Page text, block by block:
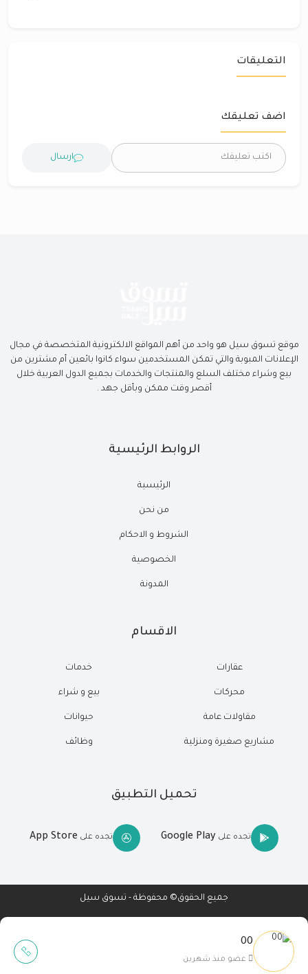
00
عضو منذ شهرين
التعليقات
اضف تعليقك
ارسال
موقع تسوق سيل هو واحد من أهم المواقع الالكترونية المتخصصة في مجال
الإعلانات المبوبة والتي تمكن المستخدمين سواء كانوا بائعين أم مشترين من
بيع وشراء مختلف السلع والمنتجات والخدمات بجميع الدول العربية خلال
أقصر وقت ممكن وبأقل جهد .
الروابط الرئيسية
الرئيسية
من نحن
الشروط و الاحكام
الخصوصية
المدونة
الاقسام
عقارات
محركات
مقاولات عامة
مشاريع صغيرة ومنزلية
خدمات
بيع و شراء
حيوانات
وظائف
تحميل التطبيق
تجده على Google Play تجده على App Store
جميع الحقوق© محفوظة - تسوق سيل